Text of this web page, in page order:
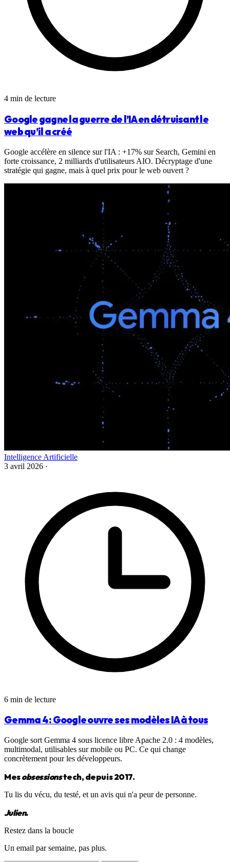
4 min de lecture
Google gagne la guerre de l’IA en détruisant le
web qu’il a créé
Google accélère en silence sur l'IA : +17% sur Search, Gemini en
forte croissance, 2 milliards d'utilisateurs AIO. Décryptage d'une
stratégie qui gagne, mais à quel prix pour le web ouvert ?
Intelligence Artificielle
3 avril 2026 ·
6 min de lecture
Gemma 4 : Google ouvre ses modèles IA à tous
Google sort Gemma 4 sous licence libre Apache 2.0 : 4 modèles,
multimodal, utilisables sur mobile ou PC. Ce qui change
concrètement pour les développeurs.
Mesobsessionstech, depuis 2017.
Tu lis du vécu, du testé, et un avis qui n'a peur de personne.
Julien.
Restez dans la boucle
Un email par semaine, pas plus.